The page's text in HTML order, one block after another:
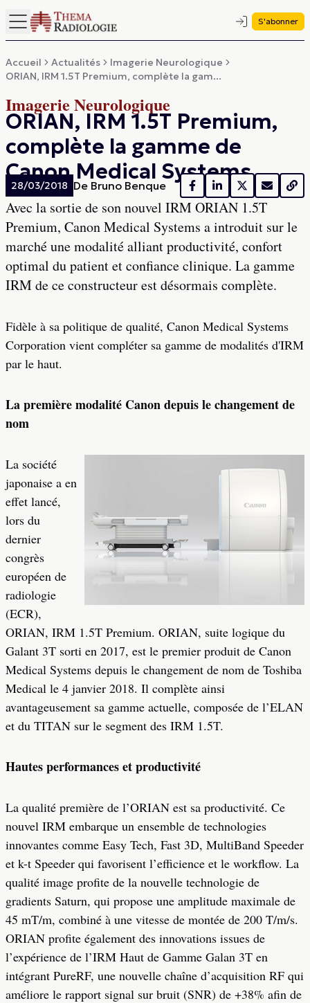
S'abonner
Accueil Actualités
Imagerie Neurologique
ORIAN, IRM 1.5T Premium, complète la gam...
Imagerie Neurologique
ORIAN, IRM 1.5T Premium,
complète la gamme de
Canon Medical Systems
28/03/2018 De Bruno Benque
Avec la sortie de son nouvel IRM ORIAN 1.5T
Premium, Canon Medical Systems a introduit sur le
marché une modalité alliant productivité, confort
optimal du patient et confiance clinique. La gamme
IRM de ce constructeur est désormais complète.
Fidèle à sa politique de qualité, Canon Medical Systems
Corporation vient compléter sa gamme de modalités d'IRM
par le haut.
La première modalité Canon depuis le changement de
nom
La société
japonaise a en
effet lancé,
lors du
dernier
congrès
européen de
radiologie
(ECR),
ORIAN, IRM 1.5T Premium. ORIAN, suite logique du
Galant 3T sorti en 2017, est le premier produit de Canon
Medical Systems depuis le changement de nom de Toshiba
Medical le 4 janvier 2018. Il complète ainsi
avantageusement sa gamme actuelle, composée de l’ELAN
et du TITAN sur le segment des IRM 1.5T.
Hautes performances et productivité
La qualité première de l’ORIAN est sa productivité. Ce
nouvel IRM embarque un ensemble de technologies
innovantes comme Easy Tech, Fast 3D, MultiBand Speeder
et k-t Speeder qui favorisent l’efficience et le workflow. La
qualité image profite de la nouvelle technologie de
gradients Saturn, qui propose une amplitude maximale de
45 mT/m, combiné à une vitesse de montée de 200 T/m/s.
ORIAN profite également des innovations issues de
l’expérience de l’IRM Haut de Gamme Galan 3T en
intégrant PureRF, une nouvelle chaîne d’acquisition RF qui
améliore le rapport signal sur bruit (SNR) de +38% afin de